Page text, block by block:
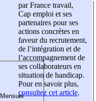
par France travail,
Cap emploi et ses
partenaires pour ses
actions concrètes en
faveur du recrutement,
de l’intégration et de
l’accompagnement de
ses collaborateurs en
situation de handicap.
Pour en savoir plus,
consultez cet article.